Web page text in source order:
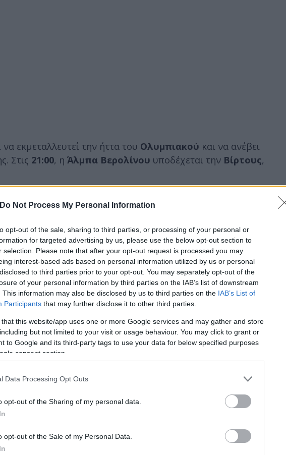
Do Not Process My Personal Information
opt-out of the sale, sharing to third parties, or processing of your personal or
for targeted advertising by us, please use the below opt-out section to
selection. Please note that after your opt-out request is processed you may
interest-based ads based on personal information utilized by us or personal
to third parties prior to your opt-out. You may separately opt-out of the
of your personal information by third parties on the IAB’s list of downstream
This information may also be disclosed by us to third parties on the IAB’s List of
Participants that may further disclose it to other third parties.
that this website/app uses one or more Google services and may gather and store
but not limited to your visit or usage behaviour. You may click to grant or
to Google and its third-party tags to use your data for below specified purposes
consent section.
Data Processing Opt Outs
opt-out of the Sharing of my personal data.
opt-out of the Sale of my Personal Data.
να εκμεταλλευτεί την ήττα του Ολυμπιακού και να ανέβει
Στις 21:00, η Άλμπα Βερολίνου υποδέχεται την Βίρτους,
Παρί, με στόχο το2/2στην διαβολοεβδομάδα, αλλά και την
πρώτους, όπως και να φτάσει κοντά στο να... κλειδώσει το
Start)